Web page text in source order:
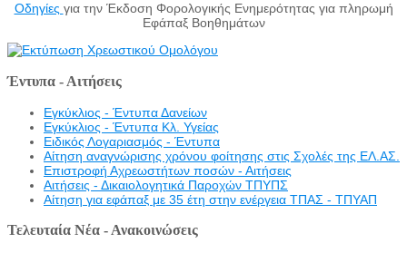
Οδηγίες για την Έκδοση Φορολογικής Ενημερότητας για πληρωμή
Εφάπαξ Βοηθημάτων
Έντυπα - Αιτήσεις
Εγκύκλιος - Έντυπα Δανείων
Εγκύκλιος - Έντυπα Κλ. Υγείας
Eιδικός Λογαριασμός - Έντυπα
Αίτηση αναγνώρισης χρόνου φοίτησης στις Σχολές της ΕΛ.ΑΣ.
Επιστροφή Αχρεωστήτων ποσών - Αιτήσεις
Αιτήσεις - Δικαιολογητικά Παροχών ΤΠΥΠΣ
Αίτηση για εφάπαξ με 35 έτη στην ενέργεια ΤΠΑΣ - ΤΠΥΑΠ
Τελευταία Νέα - Ανακοινώσεις